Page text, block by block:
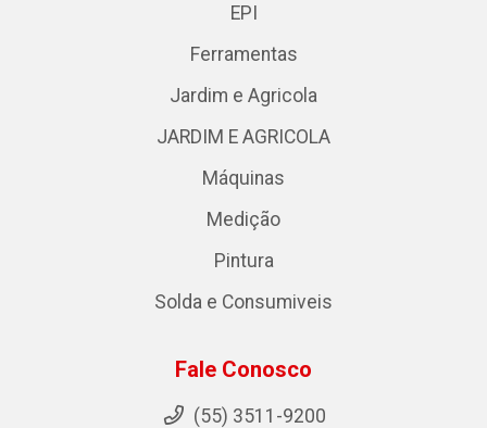
EPI
Ferramentas
Jardim e Agricola
JARDIM E AGRICOLA
Máquinas
Medição
Pintura
Solda e Consumiveis
Fale Conosco
(55) 3511-9200